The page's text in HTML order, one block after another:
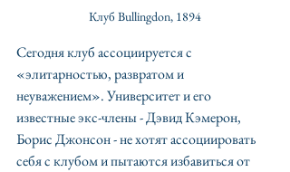
Клуб Bullingdon, 1894
Сегодня клуб ассоциируется с
«элитарностью, развратом и
неуважением». Университет и его
известные экс-члены - Дэвид Кэмерон,
Борис Джонсон - не хотят ассоциировать
себя с клубом и пытаются избавиться от